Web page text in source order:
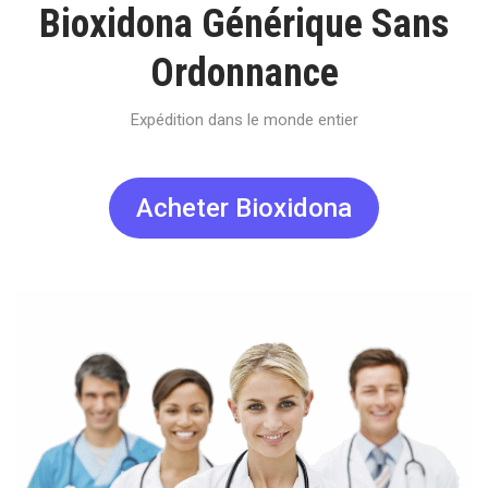
Bioxidona Générique Sans
Ordonnance
Expédition dans le monde entier
Acheter Bioxidona